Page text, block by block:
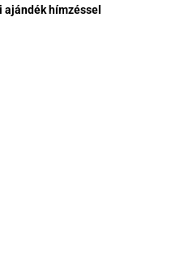
hímzéssel